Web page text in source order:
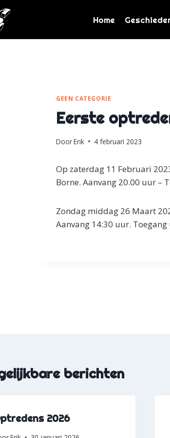
Home
GEEN CATEGORIE
Eerste
DoorErik 4 februari 2023
Op zaterdag 11 Februari
Borne. Aanvang 20.00 uur –
Zondag middag 26 Maart
Aanvang 14:30 uur.
berichten
2026